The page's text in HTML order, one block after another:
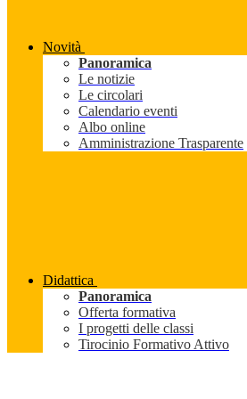
Novità
Panoramica
Le notizie
Le circolari
Calendario eventi
Albo online
Amministrazione Trasparente
Didattica
Panoramica
Offerta formativa
I progetti delle classi
Tirocinio Formativo Attivo